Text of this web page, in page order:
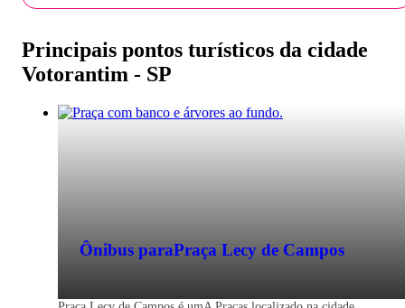
Principais pontos turísticos da cidade
Votorantim - SP
Ônibus paraPraça Lecy de Campos